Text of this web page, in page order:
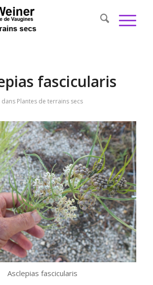
fascicularis
dans Plantes de terrains secs
Asclepias fascicularis